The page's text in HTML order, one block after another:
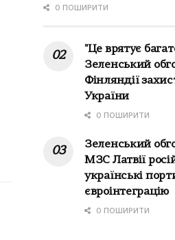
0 ПОШИРИТИ
"Це врятує
Зеленський
Фінляндії
України
0 ПОШИРИТИ
Зеленський
МЗС Латвії
українські
євроінтеграцію
0 ПОШИРИТИ